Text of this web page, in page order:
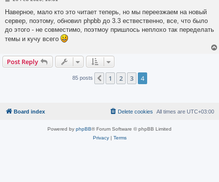
s
Наверное, мало кто это читает теперь, но мы переезжаем на новый
сервер, поэтому, обновил phpbb до 3.3 ествественно, все, что было
до этого - не совместимо, поэтмоу пришлось неплохо так переделать
темы и кучу всего
Post Reply
85 posts Previous
1 2 3 4
Board index All times are UTC+03:00
Delete cookies
Powered by phpBB® Forum Software © phpBB Limited
Privacy| Terms